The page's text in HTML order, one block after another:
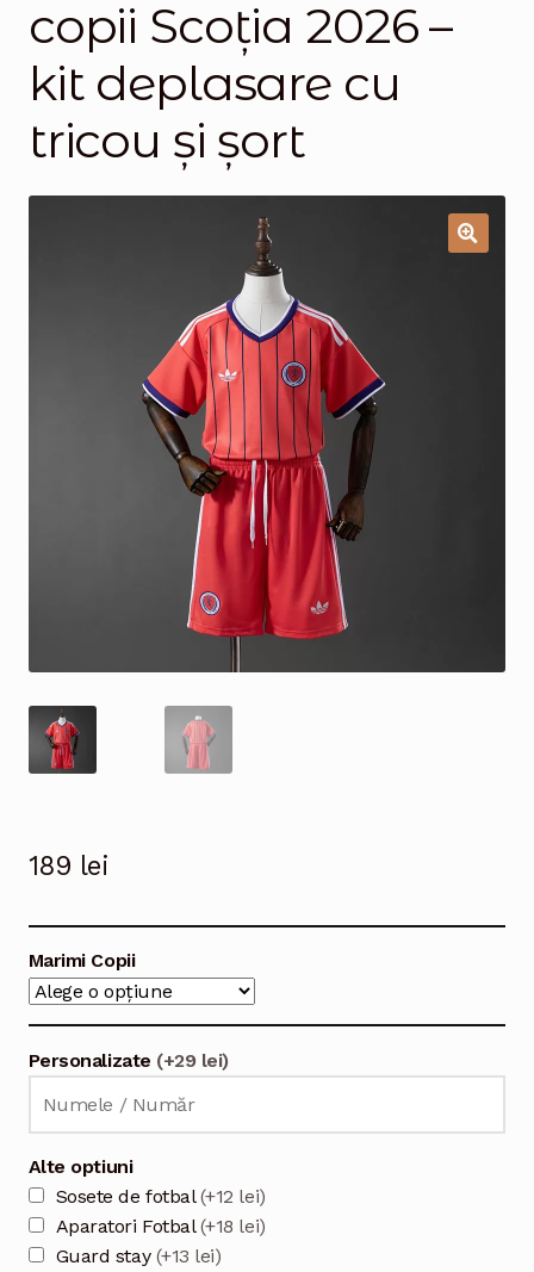
Magazinul
copii Scoția 2026 –
kit deplasare cu
tricou și șort
189 lei
Marimi Copii
Personalizate (+29 lei)
Alte optiuni
Sosete de fotbal(+12 lei)
Aparatori Fotbal(+18 lei)
Guard stay (+13 lei)